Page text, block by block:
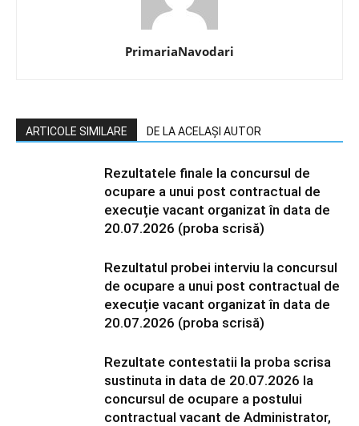
PrimariaNavodari
ARTICOLE SIMILARE DE LA ACELAȘI AUTOR
Rezultatele finale la concursul de
ocupare a unui post contractual de
execuție vacant organizat în data de
20.07.2026 (proba scrisă)
Rezultatul probei interviu la concursul
de ocupare a unui post contractual de
execuție vacant organizat în data de
20.07.2026 (proba scrisă)
Rezultate contestatii la proba scrisa
sustinuta in data de 20.07.2026 la
concursul de ocupare a postului
contractual vacant de Administrator,